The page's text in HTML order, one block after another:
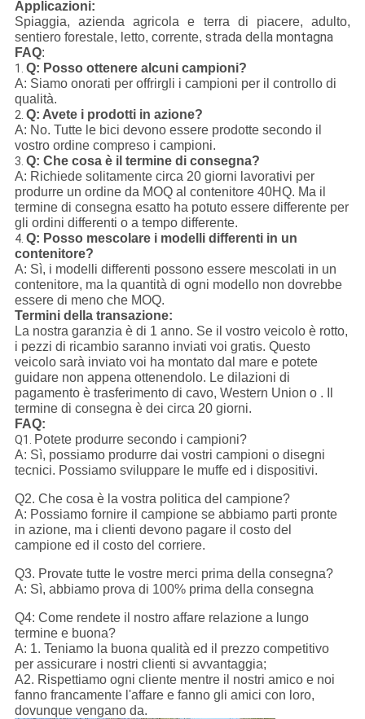
Applicazioni:
Spiaggia, azienda agricola e terra di piacere, adulto,
sentiero forestale, letto, corrente, strada della montagna
FAQ:
1. Q: Posso ottenere alcuni campioni?
A: Siamo onorati per offrirgli i campioni per il controllo di
qualità.
2. Q: Avete i prodotti in azione?
A: No. Tutte le bici devono essere prodotte secondo il
vostro ordine compreso i campioni.
3. Q: Che cosa è il termine di consegna?
A: Richiede solitamente circa 20 giorni lavorativi per
produrre un ordine da MOQ al contenitore 40HQ. Ma il
termine di consegna esatto ha potuto essere differente per
gli ordini differenti o a tempo differente.
4. Q: Posso mescolare i modelli differenti in un
contenitore?
A: Sì, i modelli differenti possono essere mescolati in un
contenitore, ma la quantità di ogni modello non dovrebbe
essere di meno che MOQ.
Termini della transazione:
La nostra garanzia è di 1 anno. Se il vostro veicolo è rotto,
i pezzi di ricambio saranno inviati voi gratis. Questo
veicolo sarà inviato voi ha montato dal mare e potete
guidare non appena ottenendolo. Le dilazioni di
pagamento è trasferimento di cavo, Western Union o . Il
termine di consegna è dei circa 20 giorni.
FAQ:
Q1. Potete produrre secondo i campioni?
A: Sì, possiamo produrre dai vostri campioni o disegni
tecnici. Possiamo sviluppare le muffe ed i dispositivi.
Q2. Che cosa è la vostra politica del campione?
A: Possiamo fornire il campione se abbiamo parti pronte
in azione, ma i clienti devono pagare il costo del
campione ed il costo del corriere.
Q3. Provate tutte le vostre merci prima della consegna?
A: Sì, abbiamo prova di 100% prima della consegna
Q4: Come rendete il nostro affare relazione a lungo
termine e buona?
A: 1. Teniamo la buona qualità ed il prezzo competitivo
per assicurare i nostri clienti si avvantaggia;
A2. Rispettiamo ogni cliente mentre il nostri amico e noi
fanno francamente l'affare e fanno gli amici con loro,
dovunque vengano da.